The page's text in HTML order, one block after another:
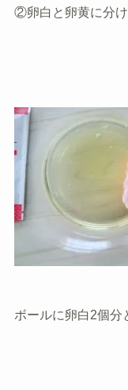
②卵白と卵黄に分け
ボールに卵白2個分